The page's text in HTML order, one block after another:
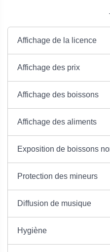
Affichage de la licence
Affichage des prix
Affichage des boissons
Affichage des aliments
Exposition de boissons
Protection des mineurs
Diffusion de musique
Hygiène